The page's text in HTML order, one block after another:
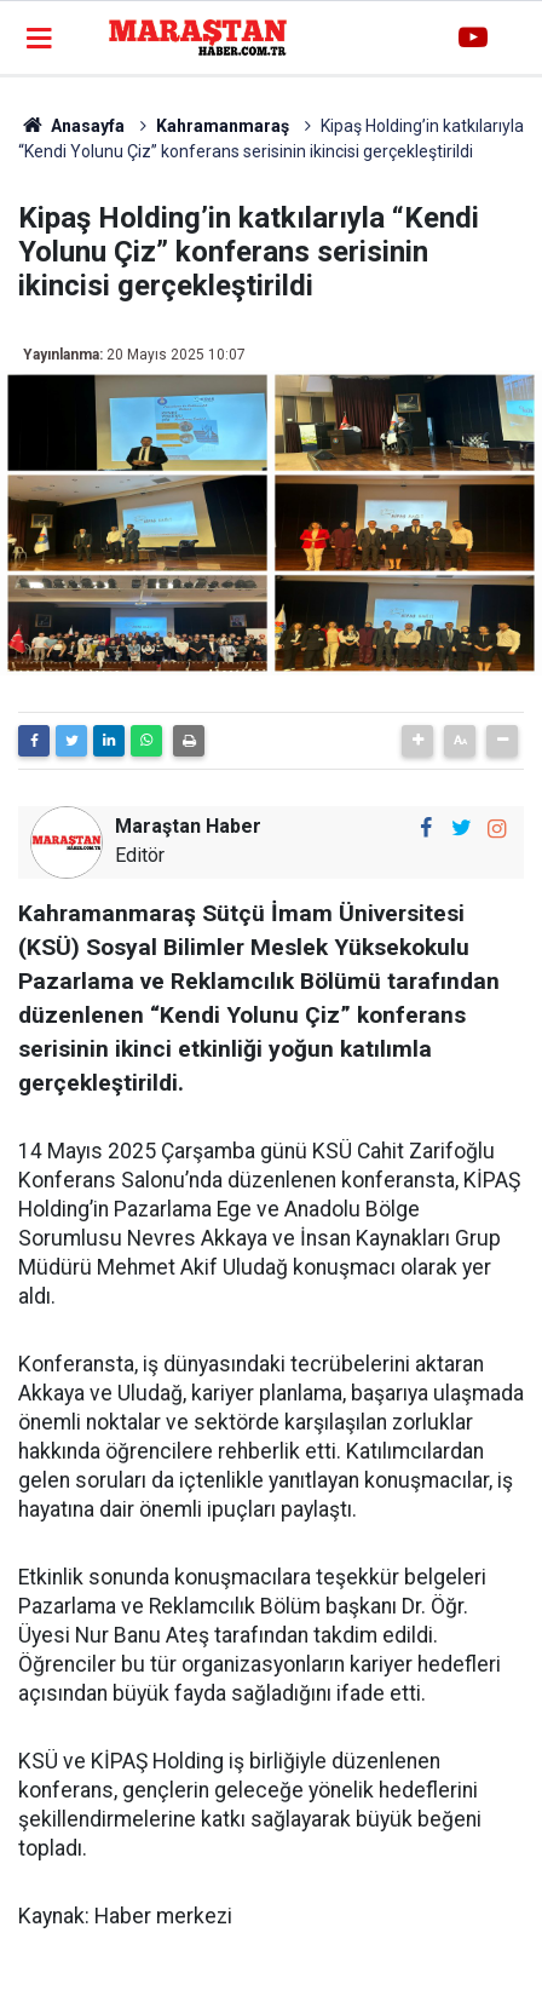
Anasayfa Kahramanmaraş
Kipaş Holding’in katkılarıyla
“Kendi Yolunu Çiz” konferans serisinin ikincisi gerçekleştirildi
Kipaş Holding’in katkılarıyla “Kendi
Yolunu Çiz” konferans serisinin
ikincisi gerçekleştirildi
Yayınlanma: 20 Mayıs 2025 10:07
Maraştan Haber
Editör
Kahramanmaraş Sütçü İmam Üniversitesi
(KSÜ) Sosyal Bilimler Meslek Yüksekokulu
Pazarlama ve Reklamcılık Bölümü tarafından
düzenlenen “Kendi Yolunu Çiz” konferans
serisinin ikinci etkinliği yoğun katılımla
gerçekleştirildi.
14 Mayıs 2025 Çarşamba günü KSÜ Cahit Zarifoğlu
Konferans Salonu’nda düzenlenen konferansta, KİPAŞ
Holding’in Pazarlama Ege ve Anadolu Bölge
Sorumlusu Nevres Akkaya ve İnsan Kaynakları Grup
Müdürü Mehmet Akif Uludağ konuşmacı olarak yer
aldı.
Konferansta, iş dünyasındaki tecrübelerini aktaran
Akkaya ve Uludağ, kariyer planlama, başarıya ulaşmada
önemli noktalar ve sektörde karşılaşılan zorluklar
hakkında öğrencilere rehberlik etti. Katılımcılardan
gelen soruları da içtenlikle yanıtlayan konuşmacılar, iş
hayatına dair önemli ipuçları paylaştı.
Etkinlik sonunda konuşmacılara teşekkür belgeleri
Pazarlama ve Reklamcılık Bölüm başkanı Dr. Öğr.
Üyesi Nur Banu Ateş tarafından takdim edildi.
Öğrenciler bu tür organizasyonların kariyer hedefleri
açısından büyük fayda sağladığını ifade etti.
KSÜ ve KİPAŞ Holding iş birliğiyle düzenlenen
konferans, gençlerin geleceğe yönelik hedeflerini
şekillendirmelerine katkı sağlayarak büyük beğeni
topladı.
Kaynak: Haber merkezi